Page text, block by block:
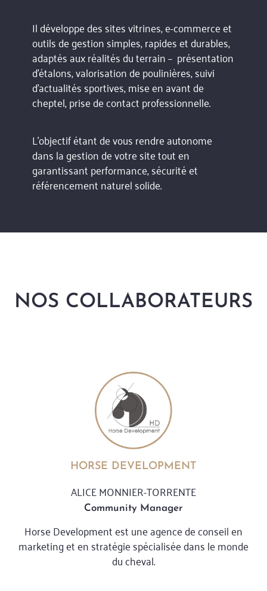
Il développe des sites vitrines, e-commerce et
outils de gestion simples, rapides et durables,
adaptés aux réalités du terrain – présentation
d’étalons, valorisation de poulinières, suivi
d’actualités sportives, mise en avant de
cheptel, prise de contact professionnelle.
L’objectif étant de vous rendre autonome
dans la gestion de votre site tout en
garantissant performance, sécurité et
référencement naturel solide.
NOS COLLABORATEURS
HORSE DEVELOPMENT
ALICE MONNIER-TORRENTE
Community Manager
Horse Development est une agence de conseil en
marketing et en stratégie spécialisée dans le monde
du cheval.